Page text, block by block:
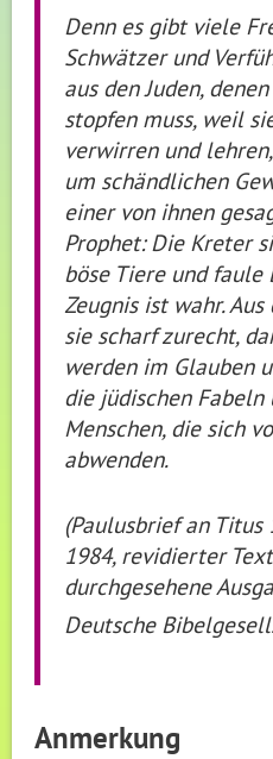
Denn es gibt viele
Schwätzer und
aus den Juden,
stopfen muss, weil
verwirren und
um schändlichen
einer von ihnen
Prophet: Die Kreter
böse Tiere und faule
Zeugnis ist wahr.
sie scharf zurecht,
werden im Glauben
die jüdischen Fabeln
Menschen, die sich
abwenden.
(Paulusbrief an
1984, revidierter
durchgesehene
Deutsche
Anmerkung